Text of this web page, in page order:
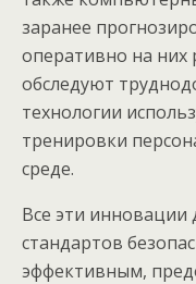
заранее
оперативно на них
обследуют
технологии
тренировки
среде.
Все эти
стандартов
эффективным,